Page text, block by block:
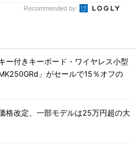
Recommended by
ー付きキーボード・ワイヤレス小型
」がセールで15％オフの
格改定、一部モデルは25万円超の大